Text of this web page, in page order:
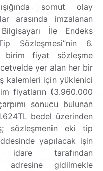
somut olay
arasında imzalanan
İle Endeks
Sözleşmesi”nin 6.
birim fiyat sözleşme
yer alan her bir
kalemleri için yüklenici
fiyatların (3.960.000
sonucu bulunan
bedel üzerinden
sözleşmenin eki tip
yapılacak işin
idare tarafından
adresine gidilmekle